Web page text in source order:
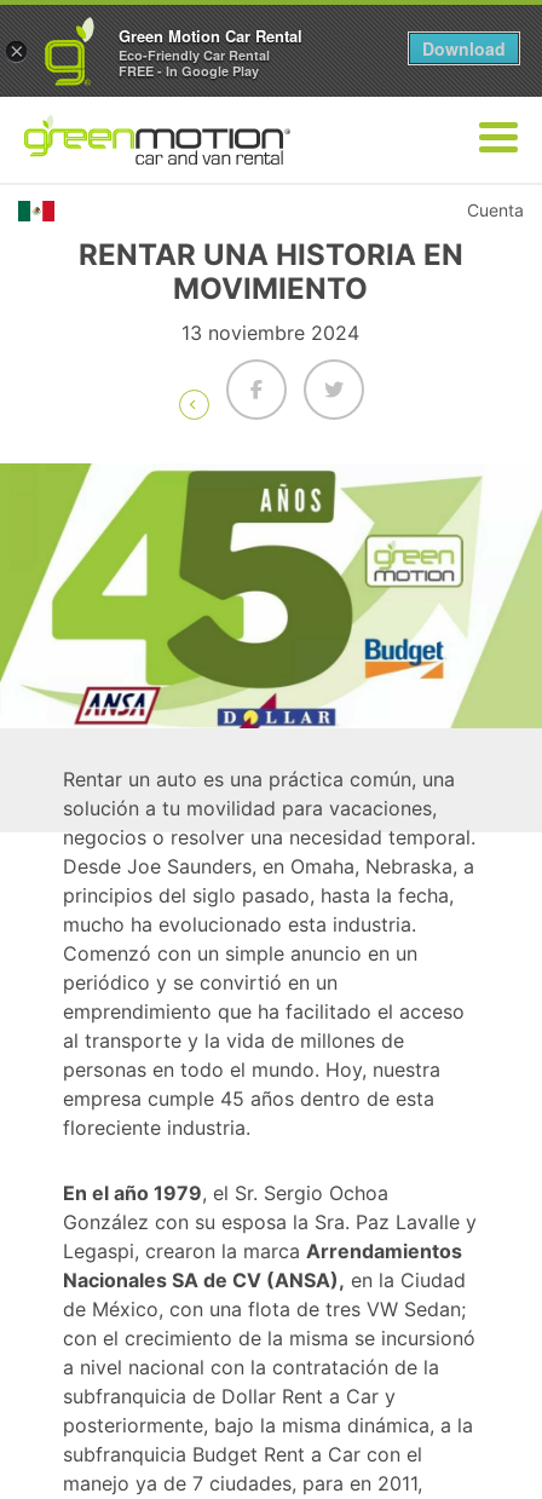
Cuenta
RENTAR UNA HISTORIA EN
MOVIMIENTO
13 noviembre 2024
Rentar un auto es una práctica común, una
solución a tu movilidad para vacaciones,
negocios o resolver una necesidad temporal.
Desde Joe Saunders, en Omaha, Nebraska, a
principios del siglo pasado, hasta la fecha,
mucho ha evolucionado esta industria.
Comenzó con un simple anuncio en un
periódico y se convirtió en un
emprendimiento que ha facilitado el acceso
al transporte y la vida de millones de
personas en todo el mundo. Hoy, nuestra
empresa cumple 45 años dentro de esta
floreciente industria.
En el año 1979, el Sr. Sergio Ochoa
González con su esposa la Sra. Paz Lavalle y
Legaspi, crearon la marcaArrendamientos
Nacionales SA de CV (ANSA), en la Ciudad
de México, con una flota de tres VW Sedan;
con el crecimiento de la misma se incursionó
a nivel nacional con la contratación de la
subfranquicia de Dollar Rent a Car y
posteriormente, bajo la misma dinámica, a la
subfranquicia Budget Rent a Car con el
manejo ya de 7 ciudades, para en 2011,
×
Green Motion Car Rental
Eco-Friendly Car Rental
FREE - In Google Play
Download